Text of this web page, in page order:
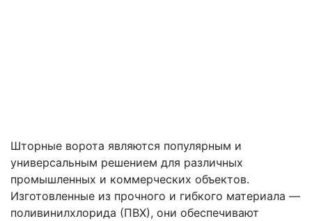
Шторные ворота являются популярным и
универсальным решением для различных
промышленных и коммерческих объектов.
Изготовленные из прочного и гибкого материала —
поливинилхлорида (ПВХ), они обеспечивают